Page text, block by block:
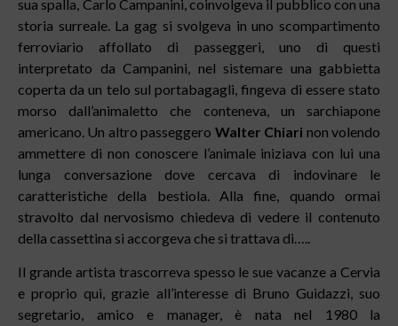
sua spalla, Carlo Campanini, coinvolgeva il pubblico con una
storia surreale. La gag si svolgeva in uno scompartimento
ferroviario affollato di passeggeri, uno di questi
interpretato da Campanini, nel sistemare una gabbietta
coperta da un telo sul portabagagli, fingeva di essere stato
morso dall’animaletto che conteneva, un sarchiapone
americano. Un altro passeggero Walter Chiari non volendo
ammettere di non conoscere l’animale iniziava con lui una
lunga conversazione dove cercava di indovinare le
caratteristiche della bestiola. Alla fine, quando ormai
stravolto dal nervosismo chiedeva di vedere il contenuto
della cassettina si accorgeva che si trattava di…..
Il grande artista trascorreva spesso le sue vacanze a Cervia
e proprio qui, grazie all’interesse di Bruno Guidazzi, suo
segretario, amico e manager, è nata nel 1980 la